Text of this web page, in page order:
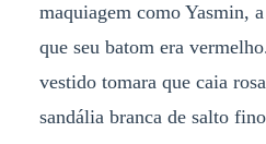
maquiagem como Yasmin,
que seu batom era
vestido tomara que caia
sandália branca de salto